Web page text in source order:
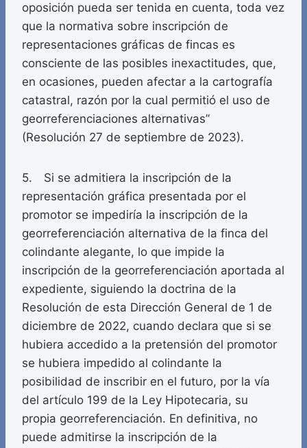
oposición pueda ser tenida en cuenta, toda vez
que la normativa sobre inscripción de
representaciones gráficas de fincas es
consciente de las posibles inexactitudes, que,
en ocasiones, pueden afectar a la cartografía
catastral, razón por la cual permitió el uso de
georreferenciaciones alternativas”
(Resolución 27 de septiembre de 2023).
5. Si se admitiera la inscripción de la
representación gráfica presentada por el
promotor se impediría la inscripción de la
georreferenciación alternativa de la finca del
colindante alegante, lo que impide la
inscripción de la georreferenciación aportada al
expediente, siguiendo la doctrina de la
Resolución de esta Dirección General de 1 de
diciembre de 2022, cuando declara que si se
hubiera accedido a la pretensión del promotor
se hubiera impedido al colindante la
posibilidad de inscribir en el futuro, por la vía
del artículo 199 de la Ley Hipotecaria, su
propia georreferenciación. En definitiva, no
puede admitirse la inscripción de la